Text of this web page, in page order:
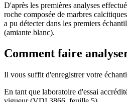
D'après les premières analyses
roche composée de marbres
a pu détecter dans les premiers
(amiante blanc).
Comment faire
Il vous suffit d'enregistrer votre
En tant que laboratoire d'essai